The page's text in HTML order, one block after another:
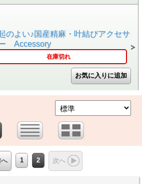
のよい♪国産精麻・叶結びアクセサ
Accessory
在庫切れ
1 2 次へ